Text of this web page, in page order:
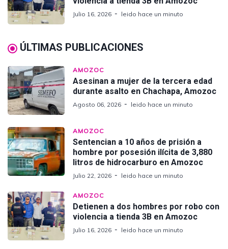
Julio 16, 2026 leido hace un minuto
ÚLTIMAS PUBLICACIONES
AMOZOC
Asesinan a mujer de la tercera edad
durante asalto en Chachapa, Amozoc
Agosto 06, 2026 leido hace un minuto
AMOZOC
Sentencian a 10 años de prisión a
hombre por posesión ilícita de 3,880
litros de hidrocarburo en Amozoc
Julio 22, 2026 leido hace un minuto
AMOZOC
Detienen a dos hombres por robo con
violencia a tienda 3B en Amozoc
Julio 16, 2026 leido hace un minuto